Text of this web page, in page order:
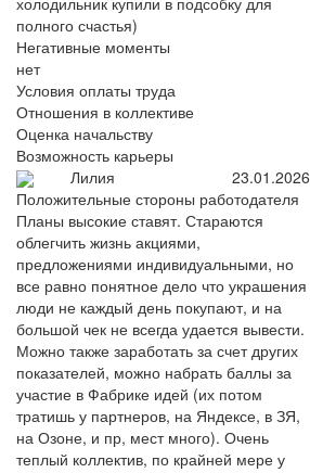
полного счастья)
Негативные моменты
нет
Условия оплаты труда
Отношения в коллективе
Оценка начальству
Возможность карьеры
Лилия
23.01.2026
Положительные стороны работодателя
Планы высокие ставят. Стараются
облегчить жизнь акциями,
предложениями индивидуальными, но
все равно понятное дело что украшения
люди не каждый день покупают, и на
большой чек не всегда удается вывести.
Можно также заработать за счет других
показателей, можно набрать баллы за
участие в Фабрике идей (их потом
тратишь у партнеров, на Яндексе, в ЗЯ,
на Озоне, и пр, мест много). Очень
теплый коллектив, по крайней мере у